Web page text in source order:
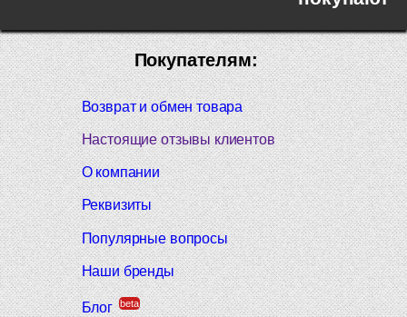
Покупателям:
Возврат и обмен товара
Настоящие отзывы клиентов
О компании
Реквизиты
Популярные вопросы
Наши бренды
Блог beta